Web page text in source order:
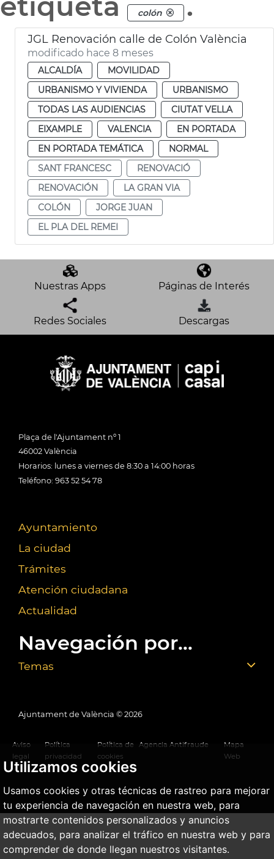
Utilizamos cookies
Usamos cookies y otras técnicas de rastreo para mejorar
tu experiencia de navegación en nuestra web, para
mostrarte contenidos personalizados y anuncios
adecuados, para analizar el tráfico en nuestra web y para
comprender de donde llegan nuestros visitantes.
colón
JGL Renovación calle de Colón València
modificado hace 8 meses
ALCALDÍA
MOVILIDAD
URBANISMO Y VIVIENDA
URBANISMO
TODAS LAS AUDIENCIAS
CIUTAT VELLA
EIXAMPLE
VALENCIA
EN PORTADA
EN PORTADA TEMÁTICA
NORMAL
SANT FRANCESC
RENOVACIÓ
RENOVACIÓN
LA GRAN VIA
COLÓN
JORGE JUAN
EL PLA DEL REMEI
Nuestras Apps Páginas de Interés
Redes Sociales Descargas
Plaça de l'Ajuntament nº 1
46002 València
Horarios: lunes a viernes de 8:30 a 14:00 horas
Teléfono: 963 52 54 78
Ayuntamiento
La ciudad
Trámites
Atención ciudadana
Actualidad
Navegación por...
Temas
Ajuntament de València © 2026
Aviso
legal
Política
privacidad
Política de
cookies
Agencia Antifraude
Mapa
Web